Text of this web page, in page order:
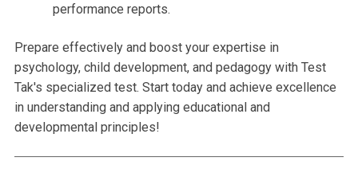
performance reports.
Prepare effectively and boost your expertise in
psychology, child development, and pedagogy with Test
Tak's specialized test. Start today and achieve excellence
in understanding and applying educational and
developmental principles!